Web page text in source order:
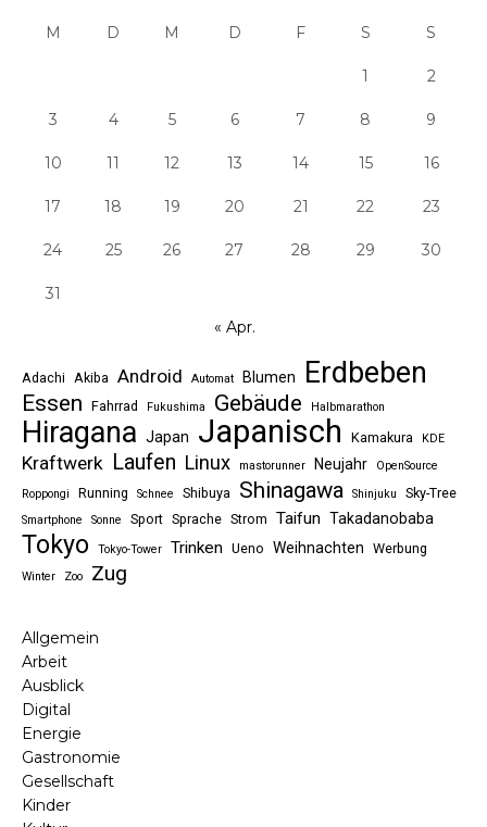
M D M D F S S
1 2
3 4 5 6 7 8 9
10 11 12 13 14 15 16
17 18 19 20 21 22 23
24 25 26 27 28 29 30
31
« Apr.
Adachi Akiba Android Automat Blumen Erdbeben
Essen Fahrrad Fukushima Gebäude Halbmarathon
Hiragana Japan Japanisch Kamakura KDE
Kraftwerk Laufen Linux mastorunner Neujahr
OpenSource
Roppongi
Running Schnee Shibuya Shinagawa Shinjuku Sky-Tree
Smartphone Sonne Sport Sprache Strom Taifun Takadanobaba
Tokyo Tokyo-Tower Trinken Ueno Weihnachten Werbung
Winter Zoo Zug
Allgemein
Arbeit
Ausblick
Digital
Energie
Gastronomie
Gesellschaft
Kinder